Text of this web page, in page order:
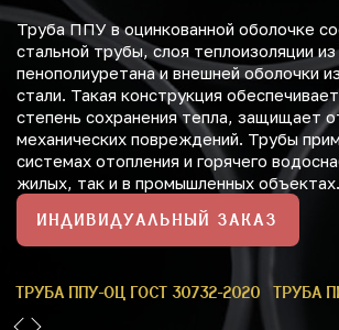
Труба ППУ в оцинкованной оболочке
стальной трубы, слоя теплоизоляции из
пенополиуретана и внешней оболочки
стали. Такая конструкция
степень сохранения тепла, защищает
механических повреждений. Трубы
системах отопления и горячего
жилых, так и в промышленных объектах.
ИНДИВИДУАЛЬНЫЙ ЗАКАЗ
ТРУБА ППУ-ОЦ ГОСТ 30732-2020 ТРУБА